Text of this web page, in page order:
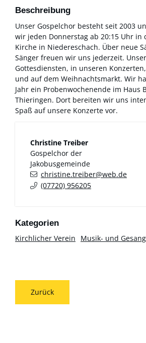
Christine Treiber
Gospelchor der
Jakobusgemeinde
christine.treiber@web.de
(07720) 956205
Beschreibung
Unser Gospelchor besteht seit 2003
wir jeden Donnerstag ab 20:15 Uhr in
Kirche in Niedereschach. Über neue
Sänger freuen wir uns jederzeit.
Gottesdiensten, in unseren
und auf dem Weihnachtsmarkt. Wir
Jahr ein Probenwochenende im Haus
Thieringen. Dort bereiten wir uns
Spaß auf unsere Konzerte vor.
Kirchlicher Verein Musik- und
Zurück